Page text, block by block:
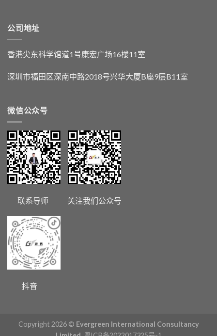
公司地址
香港尖东科学馆道1号康宏广场16楼11室
深圳市福田区深南中路2018号兴华大厦B座9层B11室
微信公众号
联系导师 关注我们公众号
抖音
Copyright 2026 © Evergreen International Consultancy